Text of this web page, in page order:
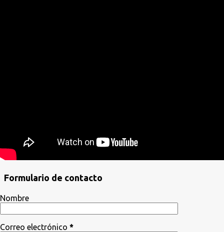
Formulario de contacto
Nombre
Correo electrónico *